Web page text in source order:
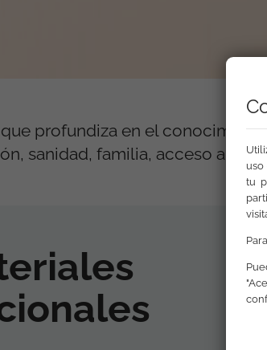
profundiza en el
sanidad, familia, acceso al
tu